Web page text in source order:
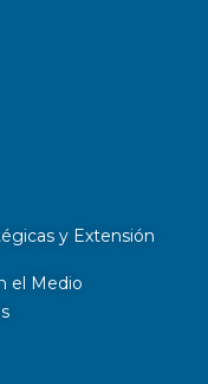
y Extensión
el Medio